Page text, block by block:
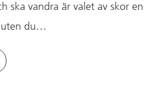
ska vandra är valet av skor en
du…